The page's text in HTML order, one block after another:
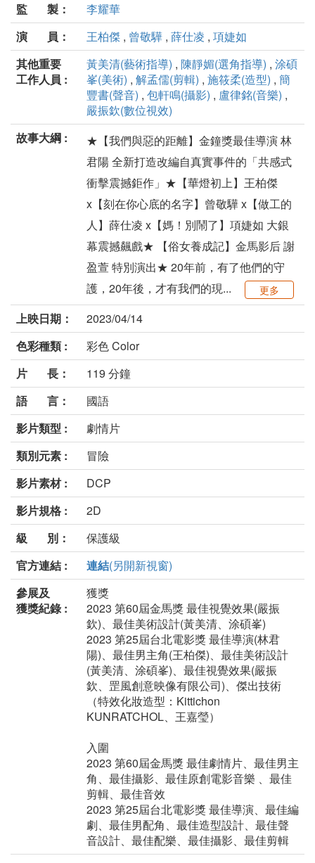
監 製：
李耀華
演 員：
王柏傑 , 曾敬驊 , 薛仕凌 , 項婕如
其他重要
工作人員 :
黃美清(藝術指導) , 陳靜媚(選角指導) , 涂碩
峯(美術) , 解孟儒(剪輯) , 施筱柔(造型) , 簡
豐書(聲音) , 包軒鳴(攝影) , 盧律銘(音樂) ,
嚴振欽(數位視效)
故事大綱 :
★【我們與惡的距離】金鐘獎最佳導演 林
君陽 全新打造改編自真實事件的「共感式
衝擊震撼鉅作」★【華燈初上】王柏傑
x【刻在你心底的名字】曾敬驊 x【做工的
人】薛仕凌 x【媽！別鬧了】項婕如 大銀
幕震撼飆戲★ 【俗女養成記】金馬影后 謝
盈萱 特別演出★ 20年前，有了他們的守
護，20年後，才有我們的現...
更多
上映日期：
2023/04/14
色彩種類 :
彩色 Color
片 長：
119 分鐘
語 言：
國語
影片類型 :
劇情片
類別元素 :
冒險
影片素材 :
DCP
影片規格 :
2D
級 別：
保護級
官方連結 :
連結(另開新視窗)
參展及
獲獎紀錄 :
獲獎
2023 第60屆金馬獎 最佳視覺效果(嚴振
欽)、最佳美術設計(黃美清、涂碩峯)
2023 第25屆台北電影獎 最佳導演(林君
陽)、最佳男主角(王柏傑)、最佳美術設計
(黃美清、涂碩峯)、最佳視覺效果(嚴振
欽、罡風創意映像有限公司)、傑出技術
（特效化妝造型：Kittichon
KUNRATCHOL、王嘉瑩）
入圍
2023 第60屆金馬獎 最佳劇情片、最佳男主
角、最佳攝影、最佳原創電影音樂 、最佳
剪輯、最佳音效
2023 第25屆台北電影獎 最佳導演、最佳編
劇、最佳男配角、最佳造型設計、最佳聲
音設計、最佳配樂、最佳攝影、最佳剪輯